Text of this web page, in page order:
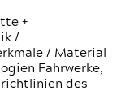
+
/
/ Material
Fahrwerke,
des